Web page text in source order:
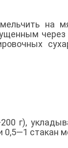
на
через
г),
стакан